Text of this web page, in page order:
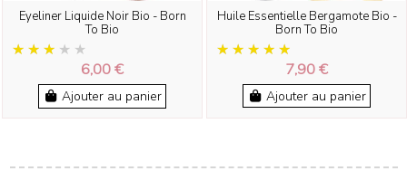
Eyeliner Liquide Noir Bio - Born
To Bio
6,00 €
Ajouter au panier
Huile Essentielle Bergamote Bio -
Born To Bio
7,90 €
Ajouter au panier